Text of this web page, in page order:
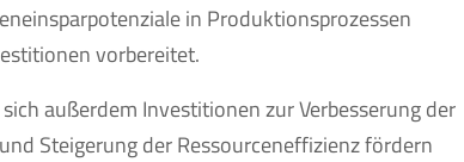
in Produktionsprozessen
vorbereitet.
außerdem Investitionen zur Verbesserung der
Steigerung der Ressourceneffizienz fördern